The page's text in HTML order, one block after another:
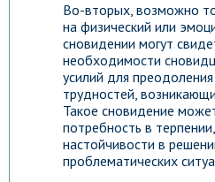
Во-вторых, возможно
на физический или
сновидении могут
необходимости
усилий для
трудностей,
Такое сновидение
потребность в
настойчивости в
проблематических